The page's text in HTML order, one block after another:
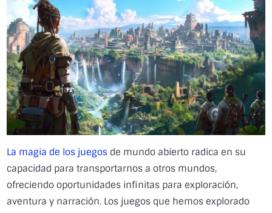
La magia de los juegos de mundo abierto radica en su
capacidad para transportarnos a otros mundos,
ofreciendo oportunidades infinitas para exploración,
aventura y narración. Los juegos que hemos explorado